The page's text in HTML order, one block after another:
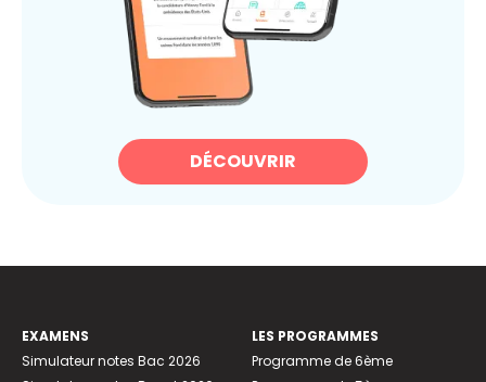
DÉCOUVRIR
EXAMENS
Simulateur notes Bac 2026
LES PROGRAMMES
Programme de 6ème